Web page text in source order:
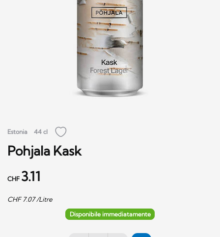
Estonia 44 cl
Pohjala Kask
CHF 3.11
CHF 7.07/Litre
Disponibile immediatamente